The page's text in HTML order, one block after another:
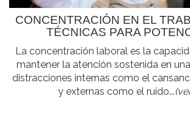
CONCENTRACIÓN EN EL
TÉCNICAS PARA
La concentración laboral es la
mantener la atención sostenida en
distracciones internas como el
y externas como el ruido...